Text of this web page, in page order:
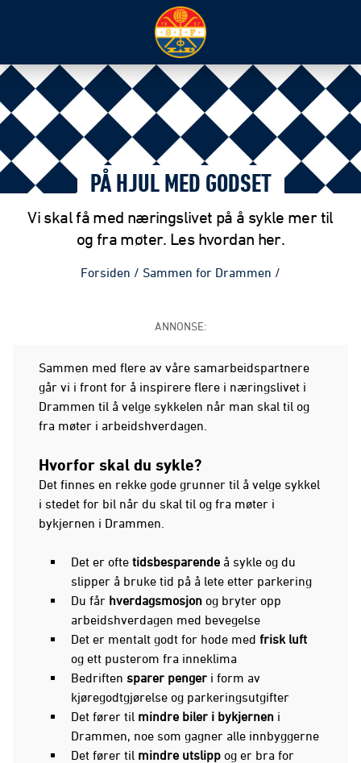
PÅ HJUL MED GODSET
Vi skal få med næringslivet på å sykle mer til
og fra møter. Les hvordan her.
Forsiden / Sammen for Drammen /
ANNONSE:
Sammen med flere av våre samarbeidspartnere
går vi i front for å inspirere flere i næringslivet i
Drammen til å velge sykkelen når man skal til og
fra møter i arbeidshverdagen.
Hvorfor skal du sykle?
Det finnes en rekke gode grunner til å velge sykkel
i stedet for bil når du skal til og fra møter i
bykjernen i Drammen.
Det er ofte tidsbesparende å sykle og du
slipper å bruke tid på å lete etter parkering
Du får hverdagsmosjon og bryter opp
arbeidshverdagen med bevegelse
Det er mentalt godt for hode med frisk luft
og ett pusterom fra inneklima
Bedriften sparer penger i form av
kjøregodtgjørelse og parkeringsutgifter
Det fører til mindre biler i bykjernen i
Drammen, noe som gagner alle innbyggerne
Det fører til mindre utslipp og er bra for